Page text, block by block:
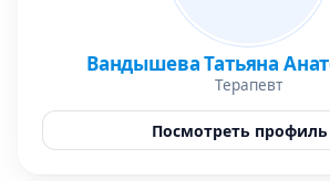
Вандышева Татьяна
Терапевт
Посмотреть профиль